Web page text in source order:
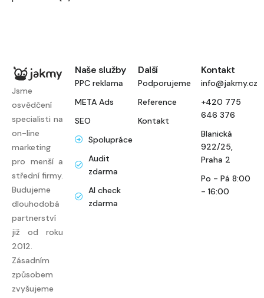
Jsme
osvědčení
specialisti na
on-line
marketing
pro menší a
střední firmy.
Budujeme
dlouhodobá
partnerství
již od roku
2012.
Zásadním
způsobem
zvyšujeme
Naše služby
PPC reklama
META Ads
SEO
Spolupráce
Audit
zdarma
AI check
zdarma
Další
Podporujeme
Reference
Kontakt
Kontakt
info@jakmy.cz
+420 775
646 376
Blanická
922/25,
Praha 2
Po - Pá 8:00
- 16:00